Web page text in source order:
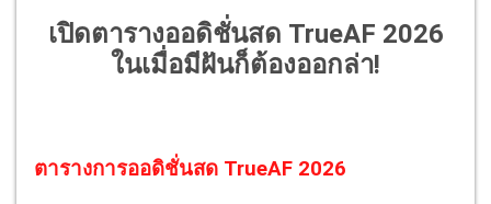
เปิดตารางออดิชั่นสด TrueAF 2026
ในเมื่อมีฝันก็ต้องออกล่า!
ตารางการออดิชั่นสด TrueAF 2026